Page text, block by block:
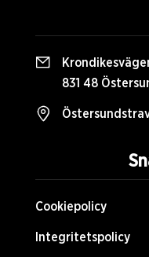
Cookiepolicy
Integritetspolicy
831 48